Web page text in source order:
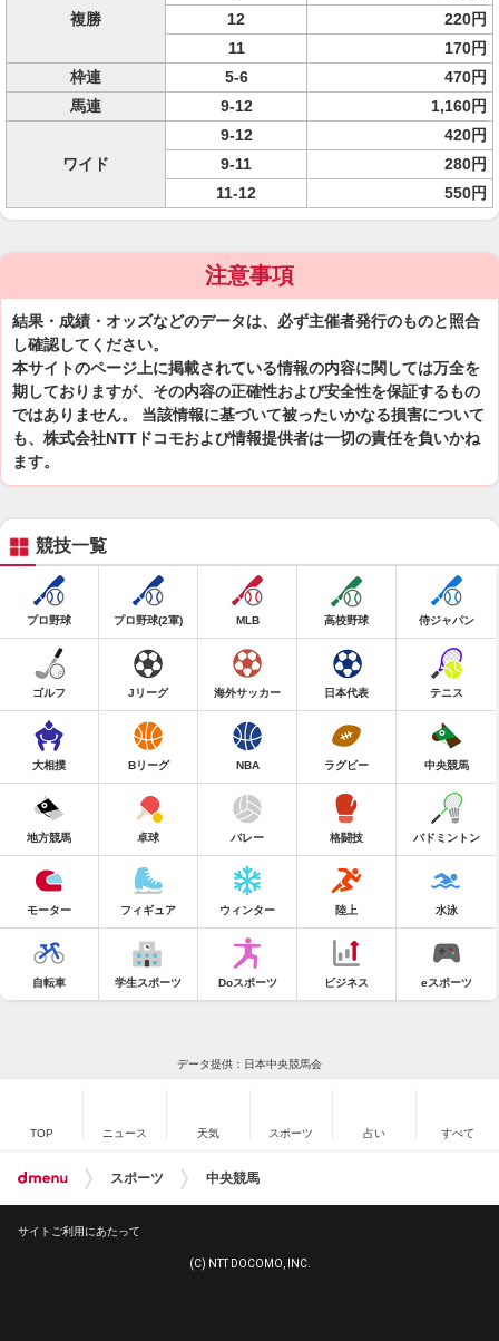
複勝
12
220円
11
170円
枠連
5-6
470円
馬連
9-12 1,160円
ワイド
9-12
420円
9-11
280円
11-12
550円
注意事項
結果・成績・オッズなどのデータは、必ず主催者発行のものと照合
し確認してください。
本サイトのページ上に掲載されている情報の内容に関しては万全を
期しておりますが、その内容の正確性および安全性を保証するもの
ではありません。 当該情報に基づいて被ったいかなる損害について
も、株式会社NTTドコモおよび情報提供者は一切の責任を負いかね
ます。
競技一覧
プロ野球 プロ野球(2軍) MLB 高校野球 侍ジャパン
ゴルフ Jリーグ 海外サッカー 日本代表 テニス
大相撲 Bリーグ NBA ラグビー 中央競馬
地方競馬 卓球 バレー 格闘技 バドミントン
モーター フィギュア ウィンター 陸上 水泳
自転車 学生スポーツ Doスポーツ ビジネス eスポーツ
データ提供：日本中央競馬会
TOP ニュース 天気 スポーツ 占い すべて
スポーツ 中央競馬
サイトご利用にあたって
(C) NTT DOCOMO, INC.